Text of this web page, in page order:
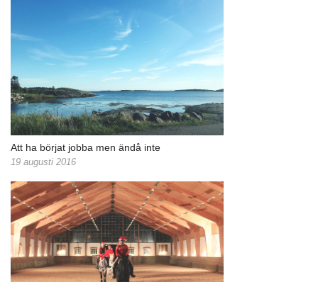
Att ha börjat jobba men ändå inte
19 augusti 2016